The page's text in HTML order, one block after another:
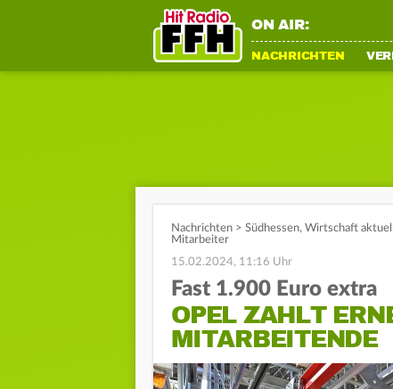
ON AIR:
NACHRICHTEN
Nachrichten > Südhessen, Wirtschaft aktuell
Mitarbeiter
15.02.2024, 11:16 Uhr
Fast 1.900 Euro extra
OPEL ZAHLT
MITARBEITENDE